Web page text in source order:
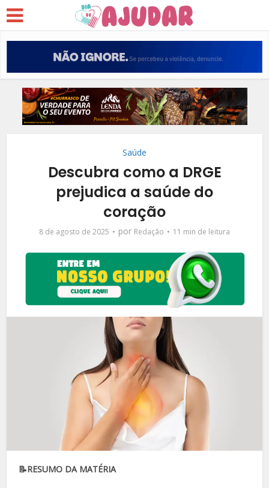
Saúde
Descubra como a DRGE
prejudica a saúde do
coração
8 de agosto de 2025 por Redação 11 min de leitura
📝RESUMO DA MATÉRIA